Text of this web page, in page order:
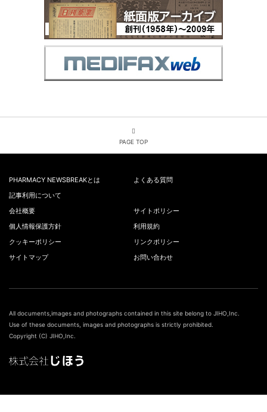
PAGE TOP
PHARMACY NEWSBREAKとは
よくある質問
記事利用について
会社概要
サイトポリシー
個人情報保護方針
利用規約
クッキーポリシー
リンクポリシー
サイトマップ
お問い合わせ
All documents,images and photographs contained in this site belong to JIHO,Inc.
Use of these documents, images and photographs is strictly prohibited.
Copyright (C) JIHO,Inc.